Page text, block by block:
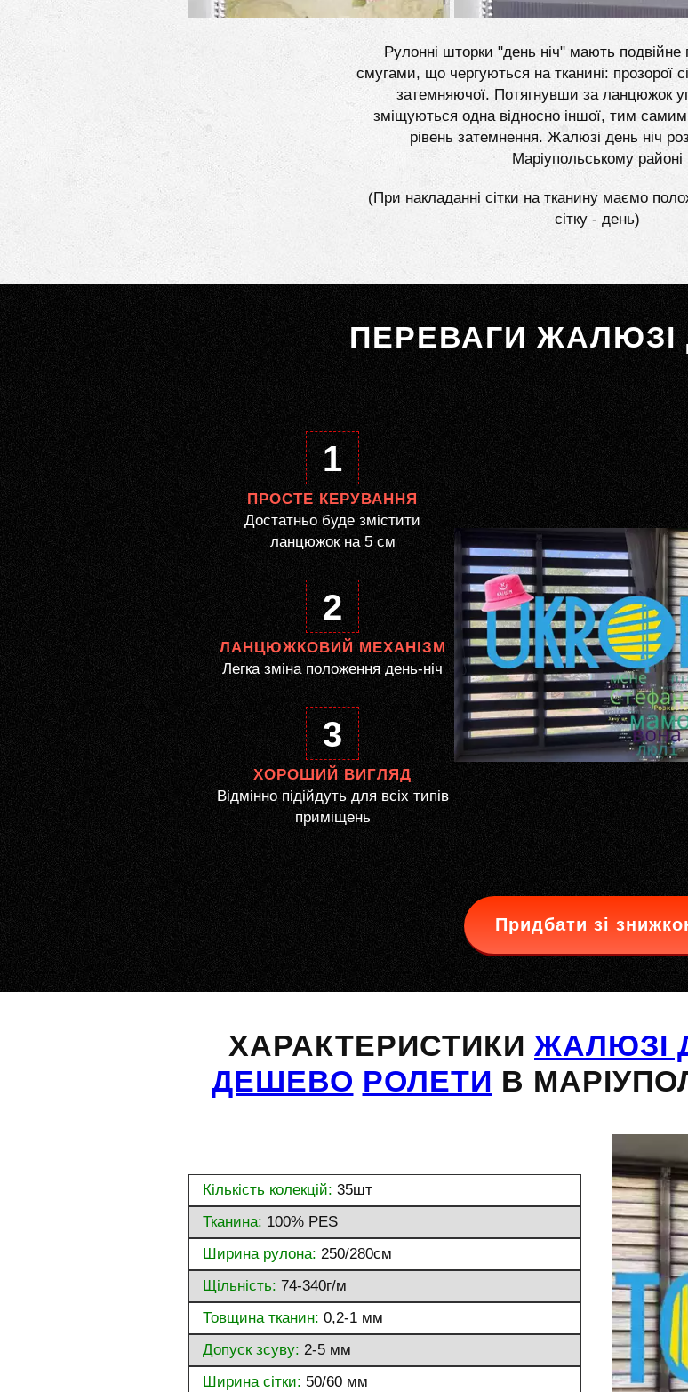
Рулонні шторки "день ніч" мають подвійне
смугами, що чергуються на тканині: прозорої
затемняючої. Потягнувши за ланцюжок
зміщуються одна відносно іншої, тим
рівень затемнення. Жалюзі день ніч
Маріупольському районі
(При накладанні сітки на тканину маємо
сітку - день)
ПЕРЕВАГИ ЖАЛЮЗІ
1
ПРОСТЕ КЕРУВАННЯ
Достатньо буде змістити
ланцюжок на 5 см
2
ЛАНЦЮЖКОВИЙ МЕХАНІЗМ
Легка зміна положення день-ніч
3
ХОРОШИЙ ВИГЛЯД
Відмінно підійдуть для всіх типів
приміщень
Придбати зі
ХАРАКТЕРИСТИКИ ЖАЛЮЗІ
ДЕШЕВО РОЛЕТИ В
Кількість колекцій: 35шт
Тканина: 100% PES
Ширина рулона: 250/280см
Щільність: 74-340г/м
Товщина тканин: 0,2-1 мм
Допуск зсуву: 2-5 мм
Ширина сітки: 50/60 мм